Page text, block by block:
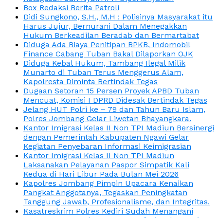
Box Redaksi Berita Patroli
Didi Sungkono, S.H., M.H : Polisinya Masyarakat itu
Harus Jujur, Bernurani Dalam Menegakkan
Hukum Berkeadilan Beradab dan Bermartabat
Diduga Ada Biaya Penitipan BPKB, Indomobil
Finance Cabang Tuban Bakal Dilaporkan OJK
Diduga Kebal Hukum, Tambang Ilegal Milik
Munarto di Tuban Terus Menggerus Alam,
Kapolresta Diminta Bertindak Tegas
Dugaan Setoran 15 Persen Proyek APBD Tuban
Mencuat, Komisi I DPRD Didesak Bertindak Tegas
Jelang HUT Polri ke – 79 dan Tahun Baru Islam,
Polres Jombang Gelar Liwetan Bhayangkara.
Kantor Imigrasi Kelas II Non TPI Madiun Bersinergi
dengan Pemerintah Kabupaten Ngawi Gelar
Kegiatan Penyebaran Informasi Keimigrasian
Kantor Imigrasi Kelas II Non TPI Madiun
Laksanakan Pelayanan Paspor Simpatik Kali
Kedua di Hari Libur Pada Bulan Mei 2026
Kapolres Jombang Pimpin Upacara Kenaikan
Pangkat Anggotanya, Tegaskan Peningkatan
Tanggung Jawab, Profesionalisme, dan Integritas.
Kasatreskrim Polres Kediri Sudah Menangani